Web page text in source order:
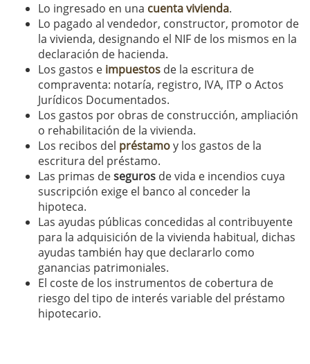
Lo ingresado en una cuenta vivienda.
Lo pagado al vendedor, constructor, promotor de
la vivienda, designando el NIF de los mismos en la
declaración de hacienda.
Los gastos e impuestos de la escritura de
compraventa: notaría, registro, IVA, ITP o Actos
Jurídicos Documentados.
Los gastos por obras de construcción, ampliación
o rehabilitación de la vivienda.
Los recibos del préstamoy los gastos de la
escritura del préstamo.
Las primas deseguros de vida e incendios cuya
suscripción exige el banco al conceder la
hipoteca.
Las ayudas públicas concedidas al contribuyente
para la adquisición de la vivienda habitual, dichas
ayudas también hay que declararlo como
ganancias patrimoniales.
El coste de los instrumentos de cobertura de
riesgo del tipo de interés variable del préstamo
hipotecario.